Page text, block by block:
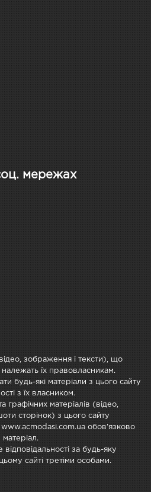
мережах
зображення і тексти), що
належать їх правовласникам.
будь-які матеріали з цього сайту
з їх власником.
графічних матеріалів (відео,
сторінок) з цього сайту
обов'язково
відповідальності за будь-яку
сайті третіми особами.